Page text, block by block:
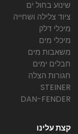
שינוע בחול ים
ציוד צלילה ושחייה
מיכלי דלק
מיכלי מים
משאבות מים
חבלים ימים
חגורות הצלה
STEINER
DAN-FENDER
קצת עלינו